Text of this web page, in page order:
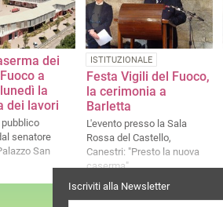
dei
a
la
dei lavori
pubblico
senatore
San
ISTITUZIONALE
Festa Vigili del Fuoco,
la cerimonia a
Barletta
L'evento presso la Sala
Rossa del Castello,
Canestri: "Presto la nuova
caserma"
Iscriviti alla Newsletter